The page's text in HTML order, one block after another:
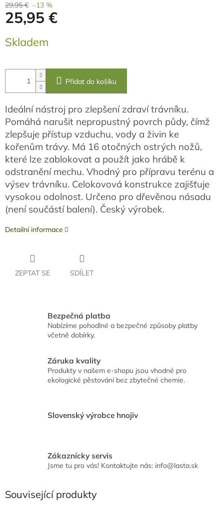
29,95 € –13 %
25,95 €
cena:
Skladem
Přidat do košíku
Ideální nástroj pro zlepšení zdraví trávníku.
Pomáhá narušit nepropustný povrch půdy, čímž
zlepšuje přístup vzduchu, vody a živin ke
kořenům trávy. Má 16 otočných ostrých nožů,
které lze zablokovat a použít jako hrábě k
odstranění mechu. Vhodný pro přípravu terénu a
výsev trávníku. Celokovová konstrukce zajišťuje
vysokou odolnost. Určeno pro dřevěnou násadu
(není součástí balení). Český výrobek.
Detailní informace
ZEPTAT SE SDÍLET
Bezpečná platba
Nabízíme pohodlné a bezpečné způsoby platby
včetně dobírky.
Záruka kvality
Produkty v našem e-shopu jsou vhodné pro
ekologické pěstování bez zbytečné chemie.
Slovenský výrobce hnojiv
Zákaznícky servis
Jsme tu pro vás! Kontaktujte nás: info@lasta.sk
Související produkty